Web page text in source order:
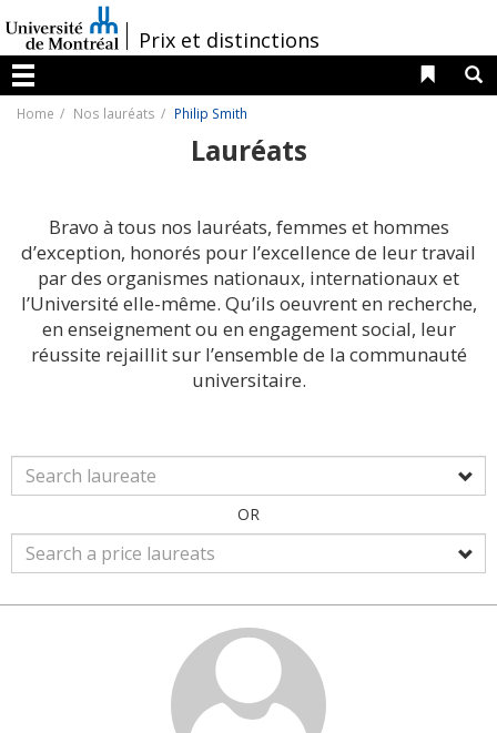
au
contenu
/Prix et distinctions
Menu
Liens
Home Nos lauréats Philip Smith
Lauréats
Bravo à tous nos lauréats, femmes et hommes
d’exception, honorés pour l’excellence de leur travail
par des organismes nationaux, internationaux et
l’Université elle-même. Qu’ils oeuvrent en recherche,
en enseignement ou en engagement social, leur
réussite rejaillit sur l’ensemble de la communauté
universitaire.
OR